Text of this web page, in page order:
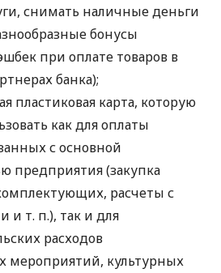
снимать наличные деньги
бонусы
при оплате товаров в
банка);
пластиковая карта, которую
как для оплаты
с основной
предприятия (закупка
расчеты с
и т. п.), так и для
расходов
мероприятий, культурных